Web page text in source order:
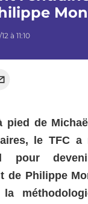
à 11:10
pied de
le TFC a
pour
de Philippe
la